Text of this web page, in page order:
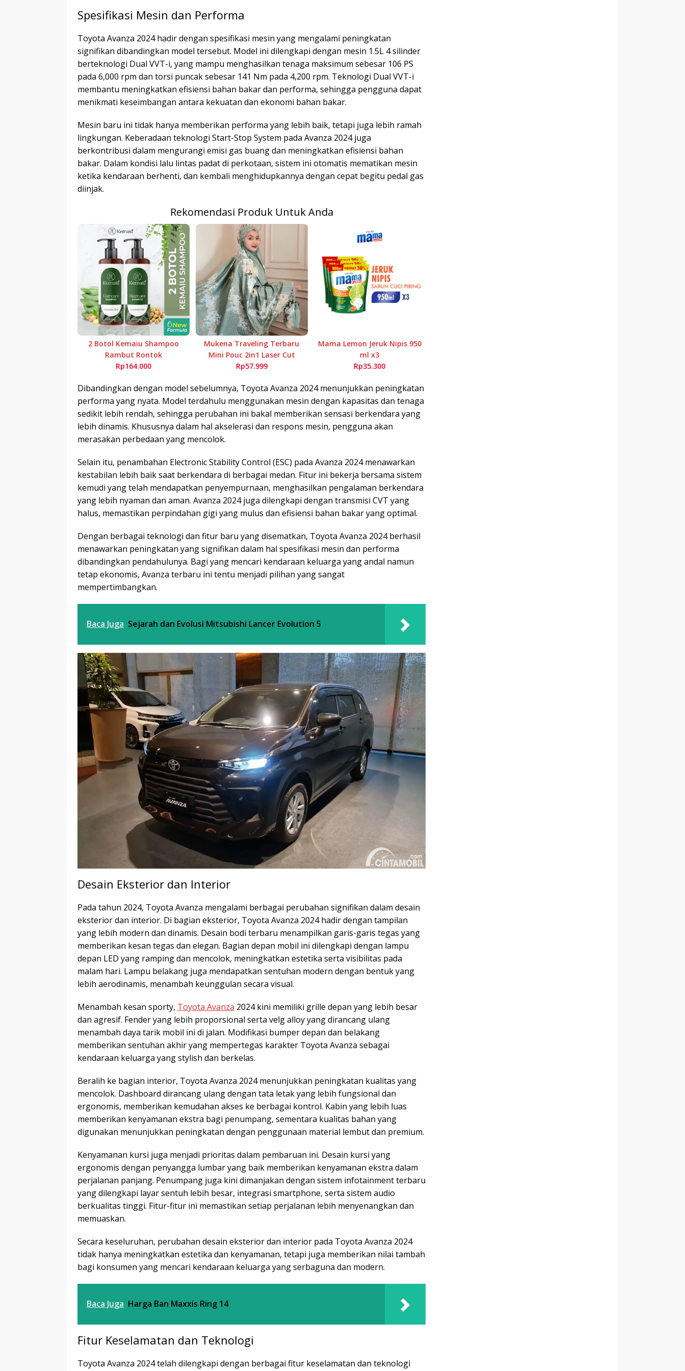
Spesifikasi Mesin dan Performa
Toyota Avanza 2024 hadir dengan spesifikasi mesin yang mengalami peningkatan
signifikan dibandingkan model tersebut. Model ini dilengkapi dengan mesin 1.5L 4 silinder
berteknologi Dual VVT-i, yang mampu menghasilkan tenaga maksimum sebesar 106 PS
pada 6,000 rpm dan torsi puncak sebesar 141 Nm pada 4,200 rpm. Teknologi Dual VVT-i
membantu meningkatkan efisiensi bahan bakar dan performa, sehingga pengguna dapat
menikmati keseimbangan antara kekuatan dan ekonomi bahan bakar.
Mesin baru ini tidak hanya memberikan performa yang lebih baik, tetapi juga lebih ramah
lingkungan. Keberadaan teknologi Start-Stop System pada Avanza 2024 juga
berkontribusi dalam mengurangi emisi gas buang dan meningkatkan efisiensi bahan
bakar. Dalam kondisi lalu lintas padat di perkotaan, sistem ini otomatis mematikan mesin
ketika kendaraan berhenti, dan kembali menghidupkannya dengan cepat begitu pedal gas
diinjak.
Rekomendasi Produk Untuk Anda
2 Botol Kemaiu Shampoo
Rambut Rontok
Rp164.000
Mukena Traveling Terbaru
Mini Pouc 2in1 Laser Cut
Rp57.999
Mama Lemon Jeruk Nipis 950
ml x3
Rp35.300
Dibandingkan dengan model sebelumnya, Toyota Avanza 2024 menunjukkan peningkatan
performa yang nyata. Model terdahulu menggunakan mesin dengan kapasitas dan tenaga
sedikit lebih rendah, sehingga perubahan ini bakal memberikan sensasi berkendara yang
lebih dinamis. Khususnya dalam hal akselerasi dan respons mesin, pengguna akan
merasakan perbedaan yang mencolok.
Selain itu, penambahan Electronic Stability Control (ESC) pada Avanza 2024 menawarkan
kestabilan lebih baik saat berkendara di berbagai medan. Fitur ini bekerja bersama sistem
kemudi yang telah mendapatkan penyempurnaan, menghasilkan pengalaman berkendara
yang lebih nyaman dan aman. Avanza 2024 juga dilengkapi dengan transmisi CVT yang
halus, memastikan perpindahan gigi yang mulus dan efisiensi bahan bakar yang optimal.
Dengan berbagai teknologi dan fitur baru yang disematkan, Toyota Avanza 2024 berhasil
menawarkan peningkatan yang signifikan dalam hal spesifikasi mesin dan performa
dibandingkan pendahulunya. Bagi yang mencari kendaraan keluarga yang andal namun
tetap ekonomis, Avanza terbaru ini tentu menjadi pilihan yang sangat
mempertimbangkan.
Baca Juga Sejarah dan Evolusi Mitsubishi Lancer Evolution 5
Desain Eksterior dan Interior
Pada tahun 2024, Toyota Avanza mengalami berbagai perubahan signifikan dalam desain
eksterior dan interior. Di bagian eksterior, Toyota Avanza 2024 hadir dengan tampilan
yang lebih modern dan dinamis. Desain bodi terbaru menampilkan garis-garis tegas yang
memberikan kesan tegas dan elegan. Bagian depan mobil ini dilengkapi dengan lampu
depan LED yang ramping dan mencolok, meningkatkan estetika serta visibilitas pada
malam hari. Lampu belakang juga mendapatkan sentuhan modern dengan bentuk yang
lebih aerodinamis, menambah keunggulan secara visual.
Menambah kesan sporty, Toyota Avanza 2024 kini memiliki grille depan yang lebih besar
dan agresif. Fender yang lebih proporsional serta velg alloy yang dirancang ulang
menambah daya tarik mobil ini di jalan. Modifikasi bumper depan dan belakang
memberikan sentuhan akhir yang mempertegas karakter Toyota Avanza sebagai
kendaraan keluarga yang stylish dan berkelas.
Beralih ke bagian interior, Toyota Avanza 2024 menunjukkan peningkatan kualitas yang
mencolok. Dashboard dirancang ulang dengan tata letak yang lebih fungsional dan
ergonomis, memberikan kemudahan akses ke berbagai kontrol. Kabin yang lebih luas
memberikan kenyamanan ekstra bagi penumpang, sementara kualitas bahan yang
digunakan menunjukkan peningkatan dengan penggunaan material lembut dan premium.
Kenyamanan kursi juga menjadi prioritas dalam pembaruan ini. Desain kursi yang
ergonomis dengan penyangga lumbar yang baik memberikan kenyamanan ekstra dalam
perjalanan panjang. Penumpang juga kini dimanjakan dengan sistem infotainment terbaru
yang dilengkapi layar sentuh lebih besar, integrasi smartphone, serta sistem audio
berkualitas tinggi. Fitur-fitur ini memastikan setiap perjalanan lebih menyenangkan dan
memuaskan.
Secara keseluruhan, perubahan desain eksterior dan interior pada Toyota Avanza 2024
tidak hanya meningkatkan estetika dan kenyamanan, tetapi juga memberikan nilai tambah
bagi konsumen yang mencari kendaraan keluarga yang serbaguna dan modern.
Baca Juga Harga Ban Maxxis Ring 14
Fitur Keselamatan dan Teknologi
Toyota Avanza 2024 telah dilengkapi dengan berbagai fitur keselamatan dan teknologi